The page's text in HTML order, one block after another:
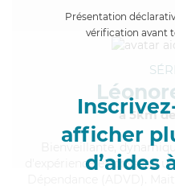
Présentation
vérification avant
afficher
d’aides
à 5km
,
d'expérience et possède